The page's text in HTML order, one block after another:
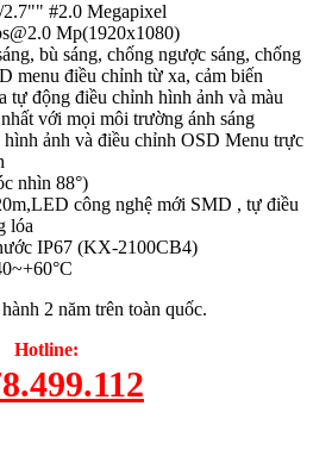
#2.0 Megapixel
Mp(1920x1080)
bù sáng, chống ngược sáng, chống
menu điều chỉnh từ xa, cảm biến
tự động điều chỉnh hình ảnh và màu
với mọi môi trường ánh sáng
ảnh và điều chỉnh OSD Menu trực
nhìn 88°)
công nghệ mới SMD , tự điều
lóa
IP67 (KX-2100CB4)
2 năm trên toàn quốc.
Hotline: